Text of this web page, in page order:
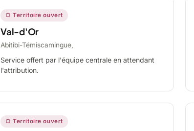
○ Territoire ouvert
Val-d'Or
Abitibi-Témiscamingue,
Service offert par l'équipe centrale en attendant
l'attribution.
○ Territoire ouvert